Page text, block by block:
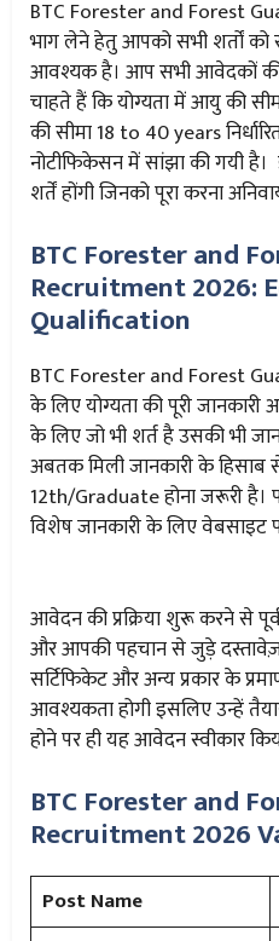
BTC Forester and Forest
भाग लेने हेतु आपको सभी शर्तों को
आवश्यक है। आप सभी आवेदकों की
चाहते हैं कि योग्यता में आयु की
की सीमा 18 to 40 years
नोटीफिकेसन में सांझा की गयी
शर्तें होंगी जिनको पूरा करना
BTC Forester and
Recruitment 2026:
Qualification
BTC Forester and Forest
के लिए योग्यता की पूरी जानकारी
के लिए जो भी शर्त है उसकी भी
अबतक मिली जानकारी के
12th/Graduate होना जरूरी है।
विशेष जानकारी के लिए
आवेदन की प्रक्रिया शुरू करने से
और आपकी पहचान से जुड़े दस्तावेज़
सर्टिफिकेट और अन्य प्रकार के
आवश्यकता होगी इसलिए उन्हें
होने पर ही यह आवेदन स्वीकार
BTC Forester and
Recruitment 2026
Post Name